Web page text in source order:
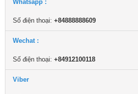
Whatsapp :
Số điện thoại: +84888888609
Wechat :
Số điện thoại: +84912100118
Viber